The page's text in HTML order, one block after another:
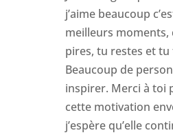
j’aime beaucoup
meilleurs moments,
pires, tu restes et tu
Beaucoup de
inspirer. Merci à toi
cette motivation
j’espère qu’elle